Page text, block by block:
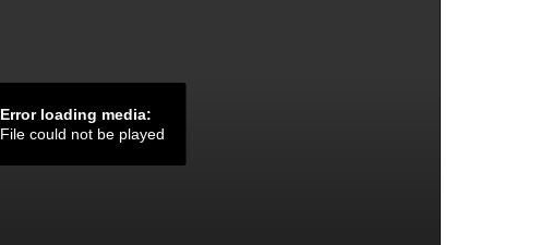
Error loading media:
File could not be played